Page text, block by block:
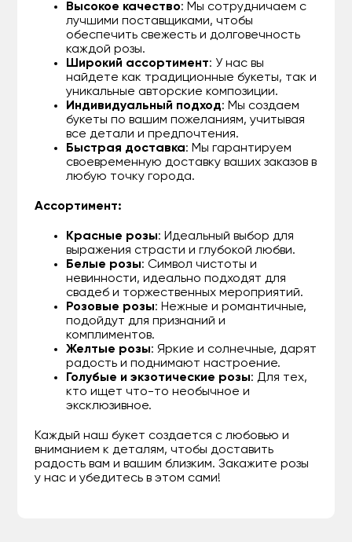
Высокое качество: Мы сотрудничаем с
лучшими поставщиками, чтобы
обеспечить свежесть и долговечность
каждой розы.
Широкий ассортимент: У нас вы
найдете как традиционные букеты, так и
уникальные авторские композиции.
Индивидуальный подход: Мы создаем
букеты по вашим пожеланиям, учитывая
все детали и предпочтения.
Быстрая доставка: Мы гарантируем
своевременную доставку ваших заказов в
любую точку города.
Ассортимент:
Красные розы: Идеальный выбор для
выражения страсти и глубокой любви.
Белые розы: Символ чистоты и
невинности, идеально подходят для
свадеб и торжественных мероприятий.
Розовые розы: Нежные и романтичные,
подойдут для признаний и
комплиментов.
Желтые розы: Яркие и солнечные, дарят
радость и поднимают настроение.
Голубые и экзотические розы: Для тех,
кто ищет что-то необычное и
эксклюзивное.
Каждый наш букет создается с любовью и
вниманием к деталям, чтобы доставить
радость вам и вашим близким. Закажите розы
у нас и убедитесь в этом сами!